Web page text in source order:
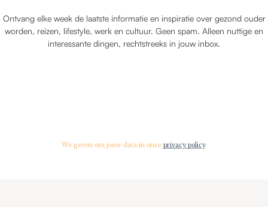
Ontvang elke week de laatste informatie en inspiratie over gezond ouder
worden, reizen, lifestyle, werk en cultuur. Geen spam. Alleen nuttige en
interessante dingen, rechtstreeks in jouw inbox.
We geven om jouw data in onze privacy policy.